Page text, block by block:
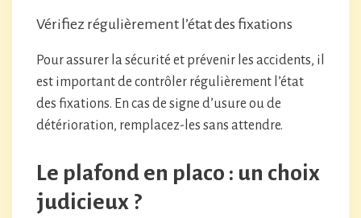
Vérifiez régulièrement l’état des fixations
Pour assurer la sécurité et prévenir les accidents, il
est important de contrôler régulièrement l’état
des fixations. En cas de signe d’usure ou de
détérioration, remplacez-les sans attendre.
Le plafond en placo : un choix
judicieux ?